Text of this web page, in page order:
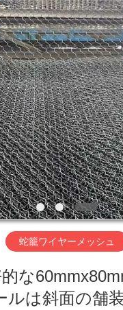
蛇籠ワイヤーメッシュ
な
ルは斜面の舗